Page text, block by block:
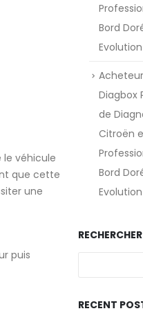
véhicule
que cette
une
puis
Bord
Acheteur
Diagbox
de
Citroën
Bord
RECHERCHER
RECENT